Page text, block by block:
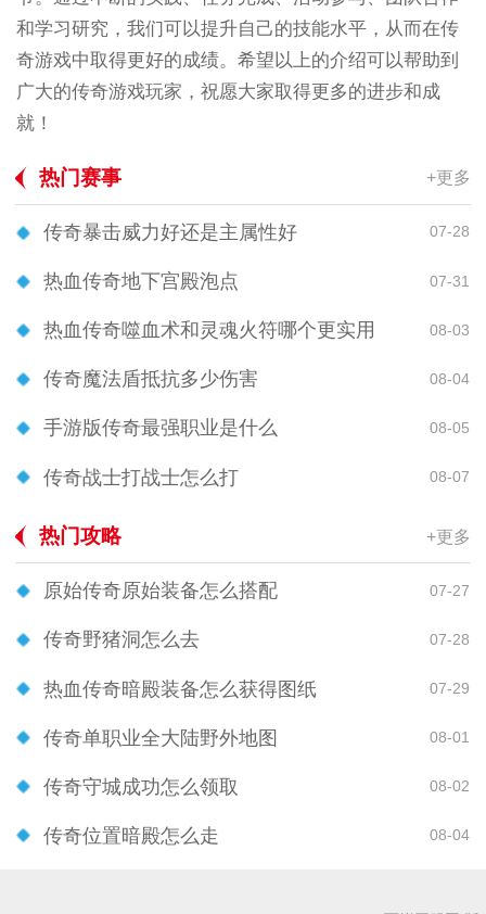
和学习研究，我们可以提升自己的技能水平，从而在传
奇游戏中取得更好的成绩。希望以上的介绍可以帮助到
广大的传奇游戏玩家，祝愿大家取得更多的进步和成
就！
热门赛事 +更多
传奇暴击威力好还是主属性好 07-28
热血传奇地下宫殿泡点 07-31
热血传奇噬血术和灵魂火符哪个更实用 08-03
传奇魔法盾抵抗多少伤害 08-04
手游版传奇最强职业是什么 08-05
传奇战士打战士怎么打 08-07
热门攻略 +更多
原始传奇原始装备怎么搭配 07-27
传奇野猪洞怎么去 07-28
热血传奇暗殿装备怎么获得图纸 07-29
传奇单职业全大陆野外地图 08-01
传奇守城成功怎么领取 08-02
传奇位置暗殿怎么走 08-04